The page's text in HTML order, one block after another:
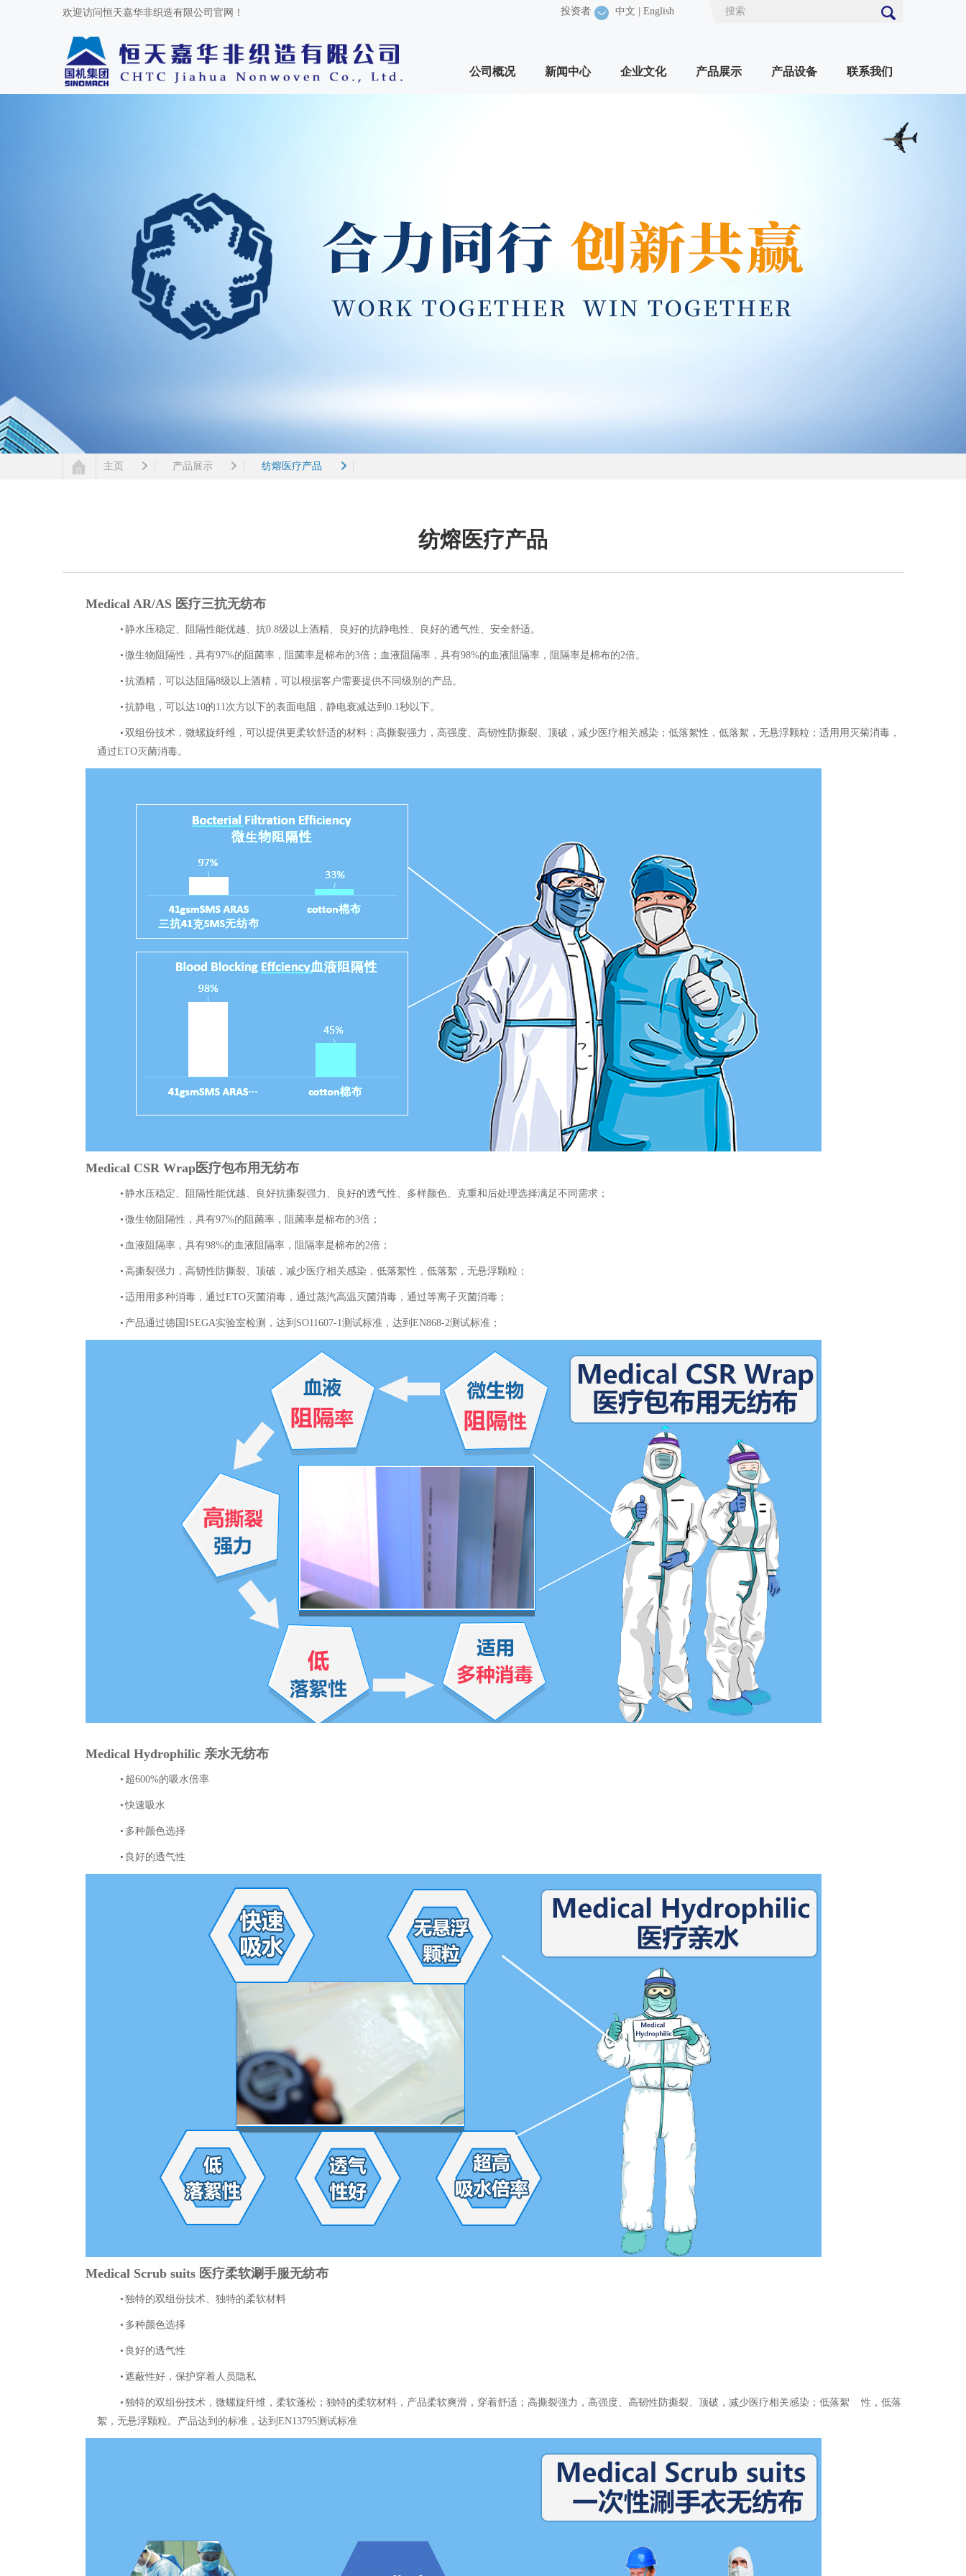
欢迎访问恒天嘉华非织造有限公司官网！ 投资者 中文 English
联系我们
产品设备
产品展示
企业文化
新闻中心
公司概况
主页 产品展示 纺熔医疗产品
纺熔医疗产品
Medical AR/AS 医疗三抗无纺布
• 静水压稳定、 阻隔性能优越、 抗0.8级以上酒精、 良好的抗静电性、 良好的透气性、 安全舒适。
• 微生物阻隔性， 具有97%的阻菌率， 阻菌率是棉布的3倍； 血液阻隔率， 具有98%的血液阻隔率， 阻隔率是棉布的2倍。
• 抗酒精， 可以达阻隔8级以上酒精， 可以根据客户需要提供不同级别的产品。
• 抗静电， 可以达10的11次方以下的表面电阻， 静电衰减达到 0.1秒以下。
• 双组份技术，微螺旋纤维，可以提供更柔软舒适的材料；高撕裂强力，高强度、高韧性防撕裂、顶破，减少医疗相关感染；低落絮性，低落絮，无悬浮颗粒；适用用灭菊消毒，
通过ETO灭菌消毒。
Medical CSR Wrap医疗包布用无纺布
• 静水压稳定、 阻隔性能优越、 良好抗撕裂强力、 良好的透气性、 多样颜色、克重和后处理选择满足不同需求；
• 微生物阻隔性，具有97%的阻菌率，阻菌率是棉布的3倍；
• 血液阻隔率，具有98%的血液阻隔率，阻隔率是棉布的2倍；
• 高撕裂强力，高韧性防撕裂、顶破，减少医疗相关感染， 低落絮性，低落絮，无悬浮颗粒；
• 适用用多种消毒，通过ETO灭菌消毒，通过蒸汽高温灭菌消毒，通过等离子灭菌消毒；
• 产品通过德国 ISEGA实验室检测，达到 SO11607-1测试标准，达到 EN868-2测试标准；
Medical Hydrophilic 亲水无纺布
• 超600%的吸水倍率
• 快速吸水
• 多种颜色选择
• 良好的透气性
Medical Scrub suits 医疗柔软涮手服无纺布
• 独特的双组份技术、 独特的柔软材料
• 多种颜色选择
• 良好的透气性
• 遮蔽性好，保护穿着人员隐私
• 独特的双组份技术，微螺旋纤维，柔软蓬松；独特的柔软材料，产品柔软爽滑，穿着舒适；高撕裂强力，高强度、高韧性防撕裂、顶破，减少医疗相关感染；低落絮 性，低落
絮，无悬浮颗粒。产品达到的标准，达到 EN13795测试标准